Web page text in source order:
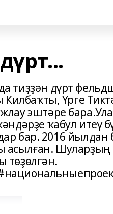
тиҙҙән дүрт
Килбаҡты, Үрге
эштәре
ҡабул итеү
бар. 2016
Шуларҙың
төҙөлгән.